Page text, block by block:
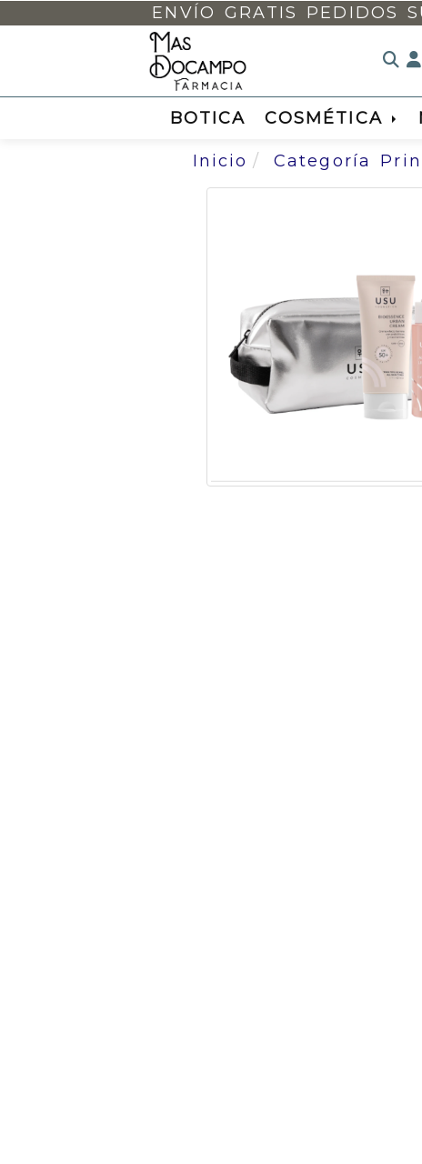
ENVÍO GRATIS PEDIDOS
BOTICA COSMÉTICA
Inicio Categoría